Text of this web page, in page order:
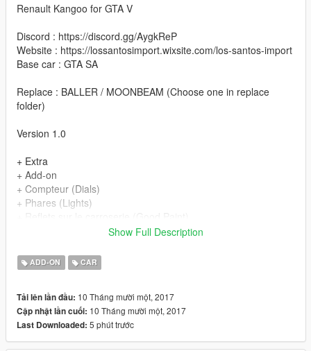
Renault Kangoo for GTA V
Discord : https://discord.gg/AygkReP
Website : https://lossantosimport.wixsite.com/los-santos-import
Base car : GTA SA
Replace : BALLER / MOONBEAM (Choose one in replace
folder)
Version 1.0
+ Extra
+ Add-on
+ Compteur (Dials)
+ Phares (Lights)
+ Ouvertures des portes (Open Doors)
+ Parties chrome (Chrome Parts)
+ Volant rotatif (Steeringwheel)
+ Vitres cassable (Breackable glass)
+ Remorques fonctionnel (Working Trailers) (Only on Add-on)
Show Full Description
ADD-ON CAR
Tải lên lần đầu: 10 Tháng mười một, 2017
Cập nhật lần cuối: 10 Tháng mười một, 2017
Last Downloaded: 5 phút trước